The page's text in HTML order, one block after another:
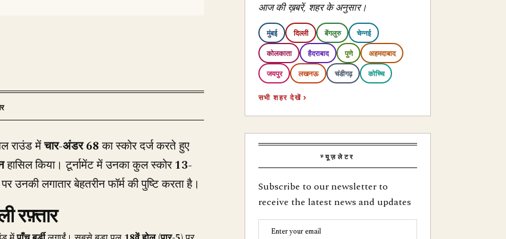
राउंड मेंचार-अंडर 68का स्कोर दर्ज करते हुए
हासिल किया। टूर्नामेंट में उनका कुल स्कोर13-
उनकी लगातार बेहतरीन फॉर्म की पुष्टि करता है।
रफ़्तार
आज की ख़बरें, शहर के अनुसार।
मुंबई दिल्ली बेंगलुरु चेन्नई
कोलकाता हैदराबाद पुणे अहमदाबाद
जयपुर लखनऊ चंडीगढ़ कोच्चि
सभी शहर देखें ›
न्यूज़लेटर
Subscribe to our newsletter to
receive the latest news and updates